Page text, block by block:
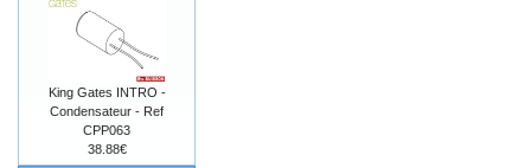
King Gates INTRO -
Condensateur - Ref
CPP063
38.88€